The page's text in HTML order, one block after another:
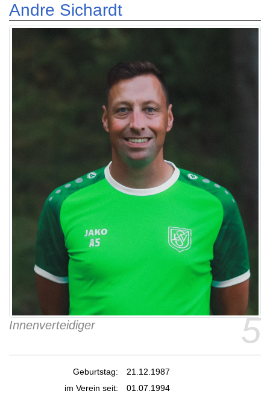
Andre Sichardt
5
Innenverteidiger
Geburtstag:
21.12.1987
im Verein seit:
01.07.1994